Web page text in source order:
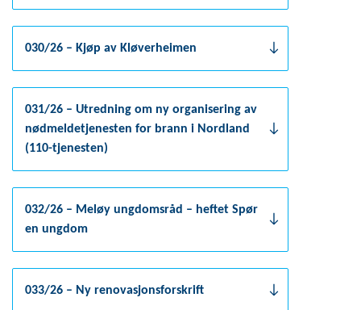
030/26 – Kjøp av Kløverheimen
031/26 – Utredning om ny organisering av
nødmeldetjenesten for brann i Nordland
(110-tjenesten)
032/26 – Meløy ungdomsråd – heftet Spør
en ungdom
033/26 – Ny renovasjonsforskrift